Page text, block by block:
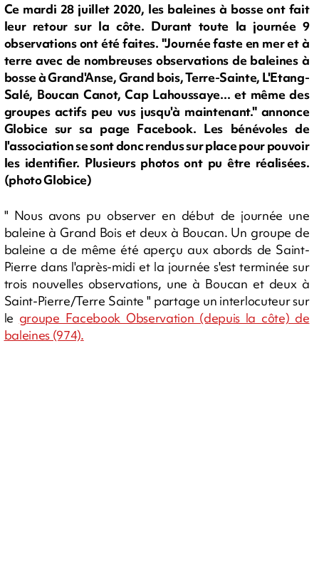
Ce mardi 28 juillet 2020, les baleines à bosse ont fait
leur retour sur la côte. Durant toute la journée 9
observations ont été faites. "Journée faste en mer et à
terre avec de nombreuses observations de baleines à
bosse à Grand'Anse, Grand bois, Terre-Sainte, L'Etang-
Salé, Boucan Canot, Cap Lahoussaye... et même des
groupes actifs peu vus jusqu'à maintenant." annonce
Globice sur sa page Facebook. Les bénévoles de
l'association se sont donc rendus sur place pour pouvoir
les identifier. Plusieurs photos ont pu être réalisées.
(photo Globice)
" Nous avons pu observer en début de journée une
baleine à Grand Bois et deux à Boucan. Un groupe de
baleine a de même été aperçu aux abords de Saint-
Pierre dans l'après-midi et la journée s'est terminée sur
trois nouvelles observations, une à Boucan et deux à
Saint-Pierre/Terre Sainte " partage un interlocuteur sur
le groupe Facebook Observation (depuis la côte) de
baleines (974).